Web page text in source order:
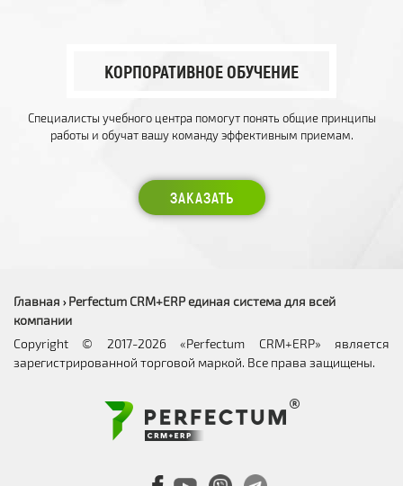
КОРПОРАТИВНОЕ ОБУЧЕНИЕ
Специалисты учебного центра помогут понять общие принципы
работы и обучат вашу команду эффективным приемам.
ЗАКАЗАТЬ
Главная › Perfectum CRM+ERP единая система для всей
компании
Copyright © 2017-2026 «Perfectum CRM+ERP» является
зарегистрированной торговой маркой. Все права защищены.